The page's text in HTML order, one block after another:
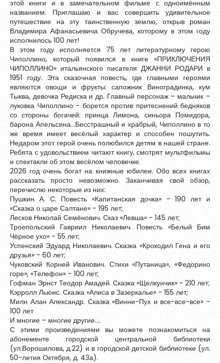
этой книги и в замечательном фильме с одноимённым
названием. Приглашаю и вас совершить удивительное
путешествие на эту таинственную землю, открыв роман
Владимира Афанасьевича Обручева, которому в этом году
исполнилось 100 лет!
В этом году исполняется 75 лет литературному герою
Чиполлино, который появился в книге «ПРИКЛЮЧЕНИЯ
ЧИПОЛЛИНО» итальянского писателя ДЖАННИ РОДАРИ в
1951 году. Эта сказочная повесть, где главными героями
являются овощи и фрукты: сапожник Виноградинка, кум
Тыква, девочка Редиска и др. Главный персонаж – мальчик –
луковка Чиполлино - борется против притеснений бедняков
со стороны богачей: принца Лимона, синьора Помидора,
барона Апельсина…Бесстрашный и храбрый, Чиполлино в то
же время имеет весёлый характер и способен пошутить.
Недаром этот герой очень полюбился детям в нашей стране.
Ребята с удовольствием читают книгу, смотрят мультфильмы
и спектакли об этом весёлом человечке.
2026 год очень богат на книжные юбилеи. Обо всех книгах
рассказать просто невозможно. Заканчивая свой обзор,
перечислю некоторые из них:
Пушкин А. С. Повесть «Капитанская дочка» - 190 лет и
«Сказка о царе Салтане» - 195 лет;
Лесков Николай Семёнович. Сказ «Левша» - 145 лет;
Троепольский Гавриил Николаевич. Повесть «Белый Бим
Чёрное ухо» - 55 лет;
Успенский Эдуард Николаевич. Сказка «Крокодил Гена и его
друзья» - 60 лет;
Чуковский Корней Иванович. Стихи «Путаница», «Федорино
горе», «Телефон» - 100 лет;
Гофман Эрнст Теодор Амадей. Сказка «Щелкунчик» - 210 лет;
Кэрролл Льюис. Сказка «Алиса в Зазеркалье» - 155 лет;
Милн Алан Александр. Сказка «Винни-Пух и все-все-все» -
100 лет
И многие – многие другие….
С этими произведениями вы можете познакомиться на
абонементе городской центральной библиотеки
(ул.Ворошилова, д.22) и в городской детской библиотеке (ул.
50-летия Октября, д. 43а).